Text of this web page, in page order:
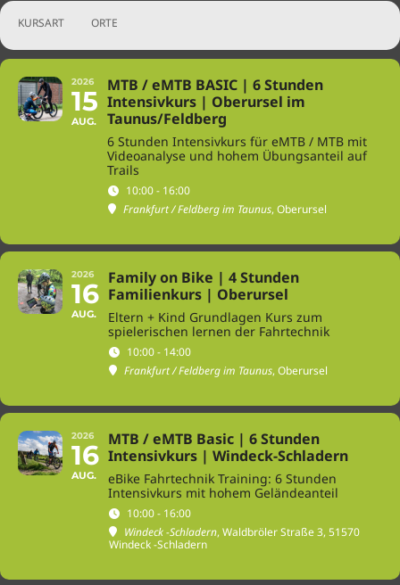
KURSART ORTE
2026
15
AUG.
MTB / eMTB BASIC | 6 Stunden
Intensivkurs | Oberursel im
Taunus/Feldberg
6 Stunden Intensivkurs für eMTB / MTB mit
Videoanalyse und hohem Übungsanteil auf
Trails
10:00 - 16:00
Frankfurt / Feldberg im Taunus, Oberursel
2026
16
AUG.
Family on Bike | 4 Stunden
Familienkurs | Oberursel
Eltern + Kind Grundlagen Kurs zum
spielerischen lernen der Fahrtechnik
10:00 - 14:00
Frankfurt / Feldberg im Taunus, Oberursel
2026
16
AUG.
MTB / eMTB Basic | 6 Stunden
Intensivkurs | Windeck-Schladern
eBike Fahrtechnik Training: 6 Stunden
Intensivkurs mit hohem Geländeanteil
10:00 - 16:00
Windeck -Schladern, Waldbröler Straße 3, 51570
Windeck -Schladern